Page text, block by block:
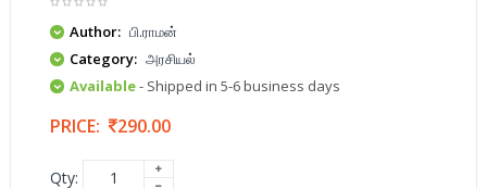
Author: பி.ராமன்
Category: அரசியல்
Available- Shipped in 5-6 business days
PRICE: 290.00
Qty: